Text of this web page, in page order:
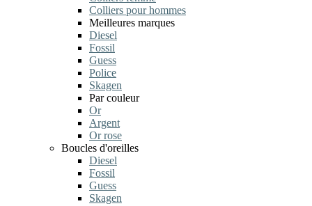
Colliers pour hommes
Meilleures marques
Diesel
Fossil
Guess
Police
Skagen
Par couleur
Or
Argent
Or rose
Boucles d'oreilles
Diesel
Fossil
Guess
Skagen